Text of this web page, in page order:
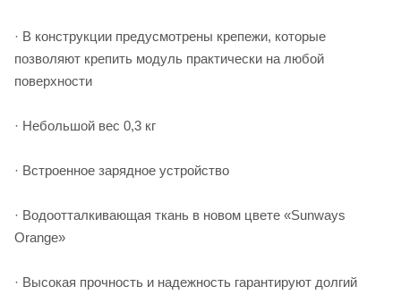
· В конструкции предусмотрены крепежи, которые
позволяют крепить модуль практически на любой
поверхности
· Небольшой вес 0,3 кг
· Встроенное зарядное устройство
· Водоотталкивающая ткань в новом цвете «Sunways
Orange»
· Высокая прочность и надежность гарантируют долгий